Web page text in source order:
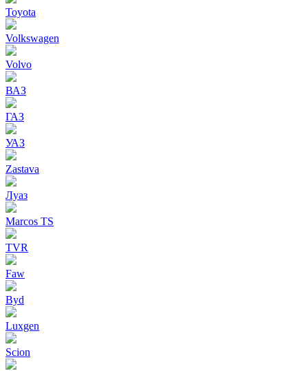
Toyota
Volkswagen
Volvo
ВАЗ
ГАЗ
УАЗ
Zastava
Луаз
Marcos TS
TVR
Faw
Byd
Luxgen
Scion